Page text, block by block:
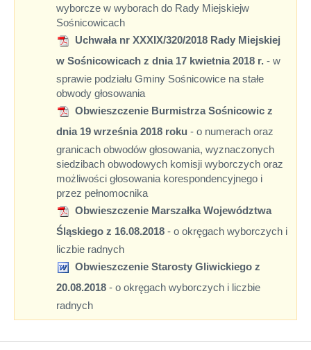
wyborcze w wyborach do Rady Miejskiejw
Sośnicowicach
Uchwała nr XXXIX/320/2018 Rady Miejskiej
w Sośnicowicach z dnia 17 kwietnia 2018 r. - w
sprawie podziału Gminy Sośnicowice na stałe
obwody głosowania
Obwieszczenie Burmistrza Sośnicowic z
dnia 19 września 2018 roku - o numerach oraz
granicach obwodów głosowania, wyznaczonych
siedzibach obwodowych komisji wyborczych oraz
możliwości głosowania korespondencyjnego i
przez pełnomocnika
Obwieszczenie Marszałka Województwa
Śląskiego z 16.08.2018 - o okręgach wyborczych i
liczbie radnych
Obwieszczenie Starosty Gliwickiego z
20.08.2018 - o okręgach wyborczych i liczbie
radnych